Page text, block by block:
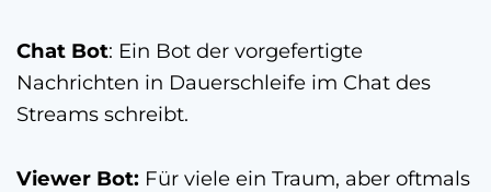
Chat Bot: Ein Bot der vorgefertigte
Nachrichten in Dauerschleife im Chat des
Streams schreibt.
Viewer Bot: Für viele ein Traum, aber oftmals